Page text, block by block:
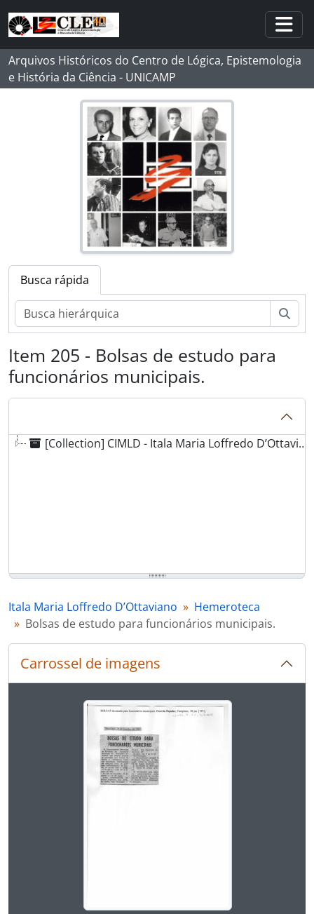
Skip to main content
Arquivos Históricos do Centro de Lógica, Epistemologia
e História da Ciência - UNICAMP
Busca rápida
Item 205 - Bolsas de estudo para
funcionários municipais.
[Collection] CIMLD - Itala Maria Loffredo D’Ottaviano
Itala Maria Loffredo D’Ottaviano
Hemeroteca
Bolsas de estudo para funcionários municipais.
Carrossel de imagens
Ao alterar o slide atual deste carrossel, o título